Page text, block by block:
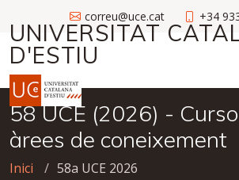
correu@uce.cat +34
UNIVERSITAT
D'ESTIU
58 UCE (2026) -
àrees de coneixement
Inici 58a UCE 2026